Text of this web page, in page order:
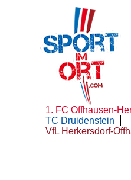
Navigation
überspringen
1. FC Offhausen-
TC Druidenstein
VfL Herkersdorf-